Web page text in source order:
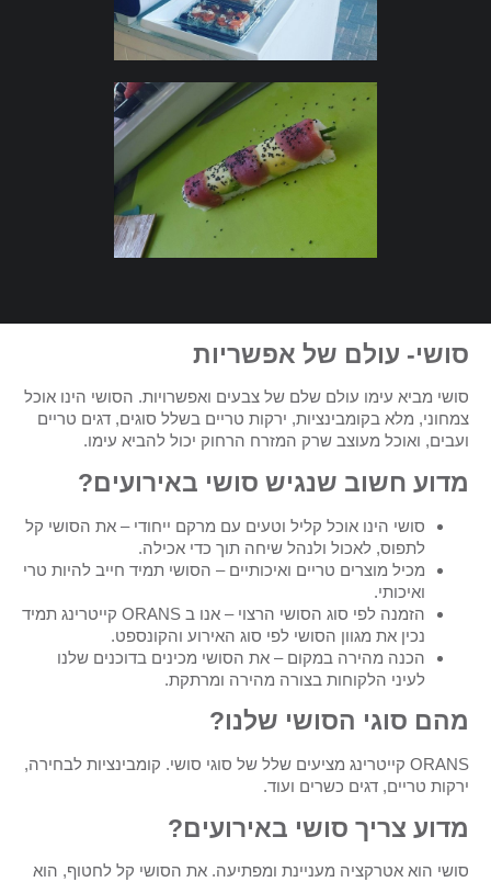
סושי- עולם של אפשריות
סושי מביא עימו עולם שלם של צבעים ואפשרויות. הסושי הינו אוכל
צמחוני, מלא בקומבינציות, ירקות טריים בשלל סוגים, דגים טריים
ועבים, ואוכל מעוצב שרק המזרח הרחוק יכול להביא עימו.
מדוע חשוב שנגיש סושי באירועים?
סושי הינו אוכל קליל וטעים עם מרקם ייחודי – את הסושי קל
לתפוס, לאכול ולנהל שיחה תוך כדי אכילה.
מכיל מוצרים טריים ואיכותיים – הסושי תמיד חייב להיות טרי
ואיכותי.
הזמנה לפי סוג הסושי הרצוי – אנו ב ORANS קייטרינג תמיד
נכין את מגוון הסושי לפי סוג האירוע והקונספט.
הכנה מהירה במקום – את הסושי מכינים בדוכנים שלנו
לעיני הלקוחות בצורה מהירה ומרתקת.
מהם סוגי הסושי שלנו?
ORANS קייטרינג מציעים שלל של סוגי סושי. קומבינציות לבחירה,
ירקות טריים, דגים כשרים ועוד.
מדוע צריך סושי באירועים?
סושי הוא אטרקציה מעניינת ומפתיעה. את הסושי קל לחטוף, הוא